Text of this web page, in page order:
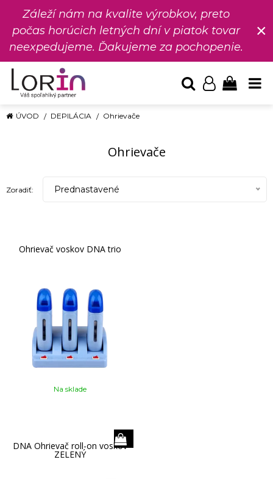
Záleží nám na kvalite výrobkov, preto
počas horúcich letných dní v piatok tovar
neexpedujeme. Ďakujeme za pochopenie.
×
ÚVOD DEPILÁCIA Ohrievače
Ohrievače
Zoradiť: Prednastavené
Ohrievač voskov DNA trio
Na sklade
DNA Ohrievač roll-on voskov
ZELENÝ